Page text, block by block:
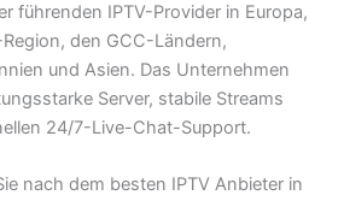
führenden IPTV-Provider in Europa,
den GCC-Ländern,
und Asien. Das Unternehmen
Server, stabile Streams
24/7-Live-Chat-Support.
nach dem besten IPTV Anbieter in